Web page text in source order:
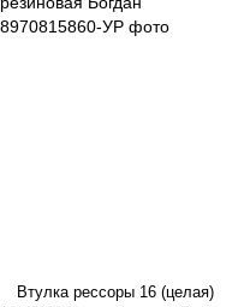
Втулка рессоры 16 (целая)